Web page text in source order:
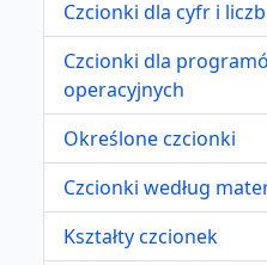
Czcionki dla cyfr i liczb
Czcionki dla
operacyjnych
Określone czcionki
Czcionki według
Kształty czcionek